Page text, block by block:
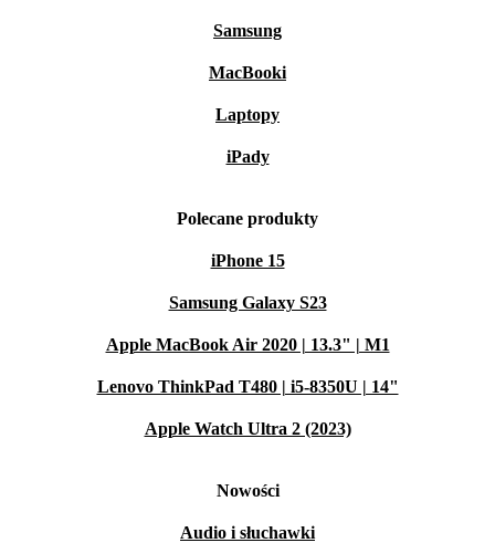
Samsung
MacBooki
Laptopy
iPady
Polecane produkty
iPhone 15
Samsung Galaxy S23
Apple MacBook Air 2020 | 13.3" | M1
Lenovo ThinkPad T480 | i5-8350U | 14"
Apple Watch Ultra 2 (2023)
Nowości
Audio i słuchawki